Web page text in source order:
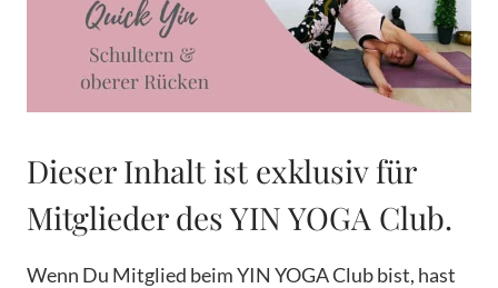
Dieser Inhalt ist exklusiv für
Mitglieder des YIN YOGA Club.
Wenn Du Mitglied beim YIN YOGA Club bist, hast